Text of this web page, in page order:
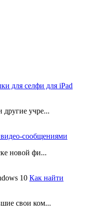
для селфи для iPad
учре...
сообщениями
новой фи...
Как найти
свои ком...